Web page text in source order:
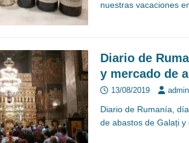
nuestras vacaciones
Diario de
y mercado de
13/08/2019 admin
Diario de Rumanía,
de abastos de Galați